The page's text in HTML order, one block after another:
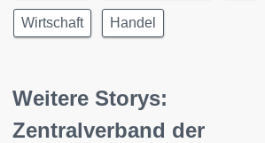
Wirtschaft Handel
Weitere Storys:
Zentralverband der